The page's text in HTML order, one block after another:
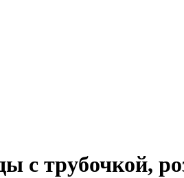
с трубочкой,